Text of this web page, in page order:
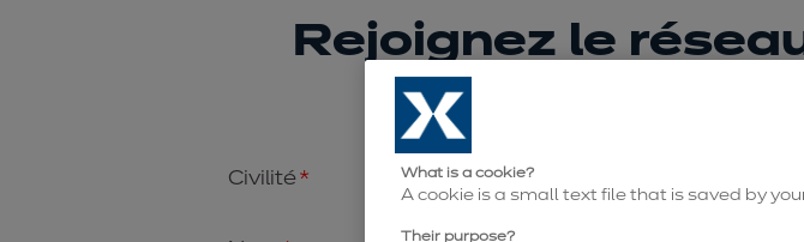
Rejoignez le
Civilité Monsieur
What is a cookie?
A cookie is a small text file that is saved by
Their purpose?